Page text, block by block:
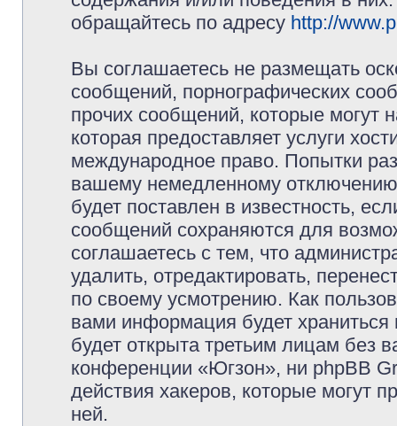
обращайтесь по адресу http://
Вы соглашаетесь не размещать
сообщений, порнографических
прочих сообщений, которые могут
которая предоставляет услуги
международное право. Попытки
вашему немедленному
будет поставлен в известность,
сообщений сохраняются для
соглашаетесь с тем, что
удалить, отредактировать,
по своему усмотрению. Как
вами информация будет
будет открыта третьим лицам без
конференции «Югзон», ни phpBB
действия хакеров, которые могут
ней.